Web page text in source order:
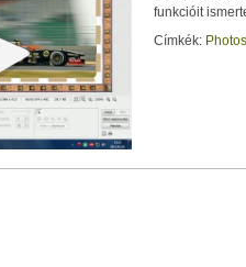
funkcióit
Címkék: